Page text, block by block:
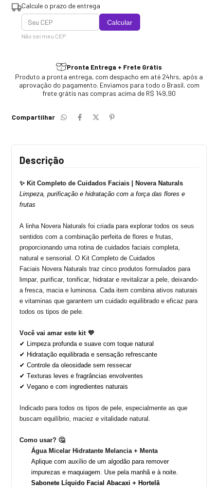
Calcule o prazo de entrega
Calcular
Não sei meu CEP
Pronta Entrega + Frete Grátis
Produto a pronta entrega, com despacho em até 24hrs, após a
aprovação do pagamento. Enviamos para todo o Brasil, com
frete grátis nas compras acima de R$ 149,90
Compartilhar
Descrição
✨ Kit Completo de Cuidados Faciais | Novera Naturals
Limpeza, purificação e hidratação com a força das flores e
frutas
A linha Novera Naturals foi criada para explorar todos os seus
sentidos com a combinação perfeita de flores e frutas
proporcionando uma rotina de cuidados faciais completa,
natural e sensorial.
O Kit Completo de Cuidados
Faciais Novera Naturals traz cinco produtos formulados para
limpar, purificar, tonificar, hidratar e revitalizar a pele, deixando-
a fresca, macia e luminosa. Cada item combina ativos naturais
e vitaminas que garantem um cuidado equilibrado e eficaz para
todos os tipos de pele.
Você vai amar este kit 💜
✔ Limpeza profunda e suave com toque natural
✔ Hidratação equilibrada e sensação refrescante
✔ Controle da oleosidade sem ressecar
✔ Texturas leves e fragrâncias envolventes
✔ Vegano e com ingredientes naturais
Indicado para todos os tipos de pele , especialmente as que
buscam equilíbrio, maciez e vitalidade natural
Como usar? 🤔
Água Micelar Hidratante Melancia + Menta
Aplique com auxílio de um algodão para remover
impurezas e maquiagem. Use pela manhã e à noite.
Sabonete Líquido Facial Abacaxi + Hortelã